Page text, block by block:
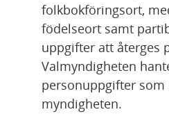
folkbokföringsort,
födelseort samt
uppgifter att återges
Valmyndigheten
personuppgifter som
myndigheten.